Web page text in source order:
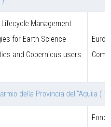
Management
for Earth Science
and Copernicus users
della Provincia dell''Aquila ( 1